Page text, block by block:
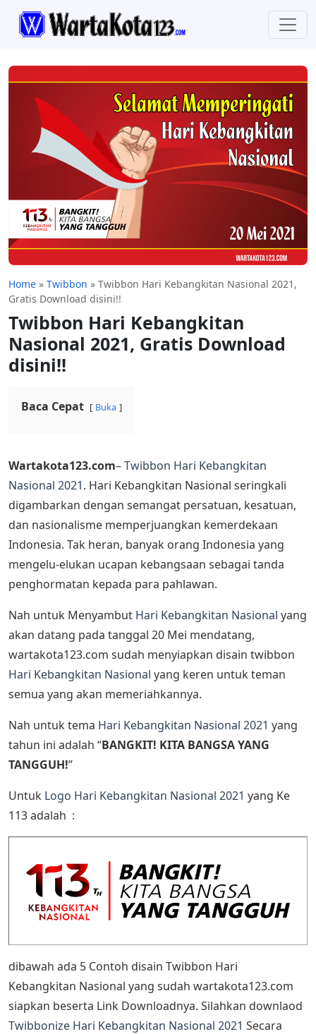
Home » Twibbon » Twibbon Hari Kebangkitan Nasional 2021,
Gratis Download disini!!
Twibbon Hari Kebangkitan
Nasional 2021, Gratis Download
disini!!
Baca Cepat Buka
Wartakota123.com–Twibbon Hari Kebangkitan
Nasional 2021. Hari Kebangkitan Nasional seringkali
digambarkan dengan semangat persatuan, kesatuan,
dan nasionalisme memperjuangkan kemerdekaan
Indonesia. Tak heran, banyak orang Indonesia yang
mengelu-elukan ucapan kebangsaan sebagai tanda
penghormatan kepada para pahlawan.
Nah untuk Menyambut Hari Kebangkitan Nasional yang
akan datang pada tanggal 20 Mei mendatang,
wartakota123.com sudah menyiapkan disain twibbon
Hari Kebangkitan Nasional yang keren untuk teman
semua yang akan memeriahkannya.
Nah untuk tema Hari Kebangkitan Nasional 2021 yang
tahun ini adalah “BANGKIT! KITA BANGSA YANG
TANGGUH!”
Untuk Logo Hari Kebangkitan Nasional 2021 yang Ke
113 adalah :
dibawah ada 5 Contoh disain Twibbon Hari
Kebangkitan Nasional yang sudah wartakota123.com
siapkan beserta Link Downloadnya. Silahkan downlaod
Twibbonize Hari Kebangkitan Nasional 2021 Secara